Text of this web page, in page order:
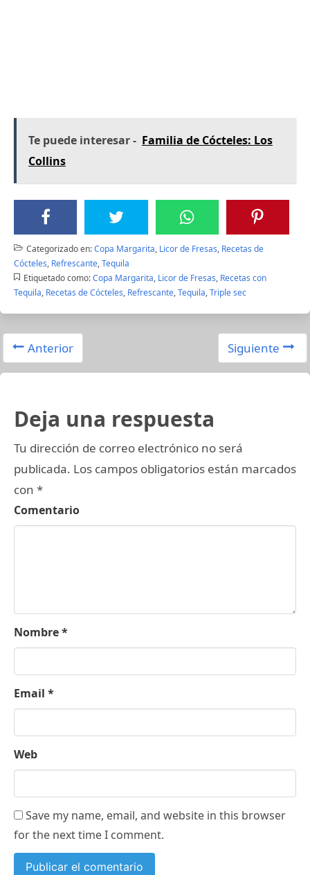
Te puede interesar - Familia de Cócteles: Los
Collins
Categorizado en:Copa Margarita, Licor de Fresas, Recetas de
Cócteles, Refrescante,Tequila
Etiquetado como: Copa Margarita, Licor de Fresas, Recetas con
Tequila, Recetas de Cócteles, Refrescante,Tequila,Triple sec
Anterior Siguiente
Deja una respuesta
Tu dirección de correo electrónico no será
publicada. Los campos obligatorios están marcados
con *
Comentario
Nombre*
Email *
Web
Save my name, email, and website in this browser
for the next time I comment.